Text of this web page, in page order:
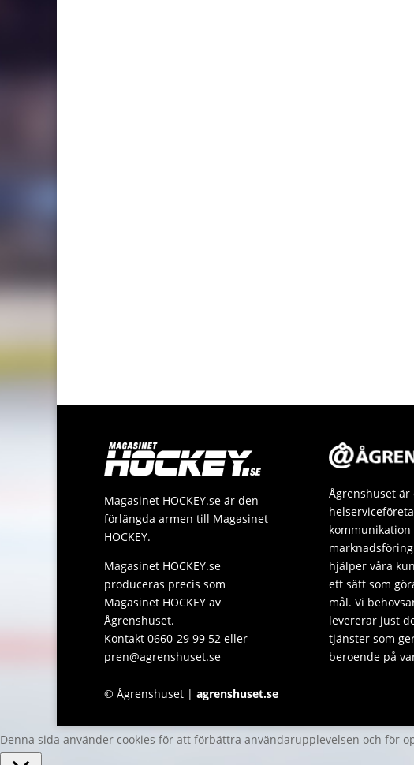
Magasinet HOCKEY.se är den
förlängda armen till Magasinet
HOCKEY.
Magasinet HOCKEY.se
produceras precis som
Magasinet HOCKEY av
Ågrenshuset.
Kontakt 0660-29 99 52 eller
pren@agrenshuset.se
Ågrenshuset är
kommunikation
hjälper våra
ett sätt som
mål. Vi
levererar just
tjänster som
beroende på
© Ågrenshuset | agrenshuset.se
Denna sida använder cookies för att förbättra användarupplevelsen och för